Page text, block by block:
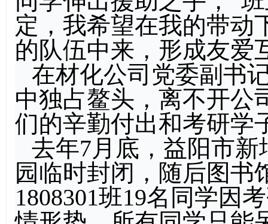
定，我希望在我的带动
的队伍中来，形成友爱
在材化公司党委副书
中独占鳌头，离不开公
们的辛勤付出和考研学
去年7月底，益阳市
园临时封闭，随后图书
1808301班19名同学因